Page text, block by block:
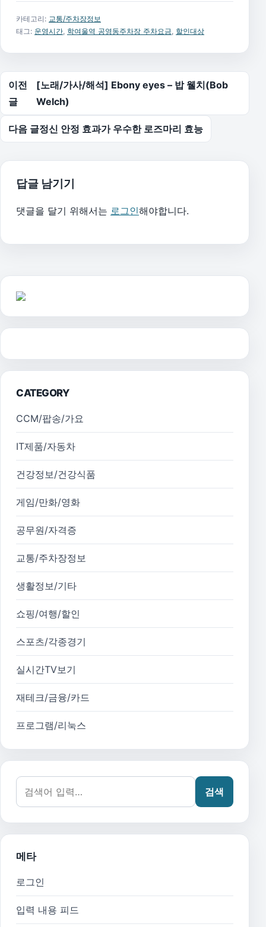
카테고리: 교통/주차장정보
태그: 운영시간 학여울역 공영동주차장 주차요금 할인대상
글 탐색
이전
글
[노래/가사/해석] Ebony eyes – 밥 웰치(Bob
Welch)
다음 글정신 안정 효과가 우수한 로즈마리 효능
답글 남기기
댓글을 달기 위해서는 로그인해야합니다.
CATEGORY
CCM/팝송/가요
IT제품/자동차
건강정보/건강식품
게임/만화/영화
공무원/자격증
교통/주차장정보
생활정보/기타
쇼핑/여행/할인
스포츠/각종경기
실시간TV보기
재테크/금융/카드
프로그램/리눅스
검색어:
검색
메타
로그인
입력 내용 피드